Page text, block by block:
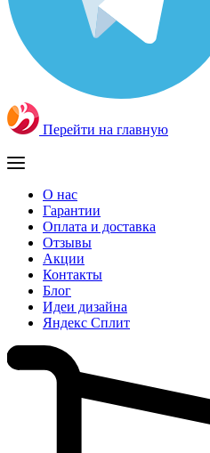
Перейти на главную
О нас
Гарантии
Оплата и доставка
Отзывы
Акции
Контакты
Блог
Идеи дизайна
Яндекс Сплит